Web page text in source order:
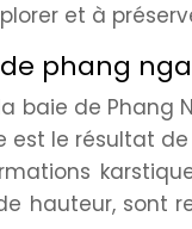
et à
phang nga
baie de Phang
le résultat de
hauteur, sont